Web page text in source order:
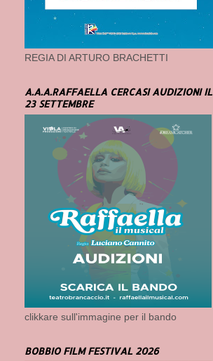
REGIA DI ARTURO BRACHETTI
A.A.A.RAFFAELLA CERCASI AUDIZIONI IL
23 SETTEMBRE
clikkare sull'immagine per il bando
BOBBIO FILM FESTIVAL 2026